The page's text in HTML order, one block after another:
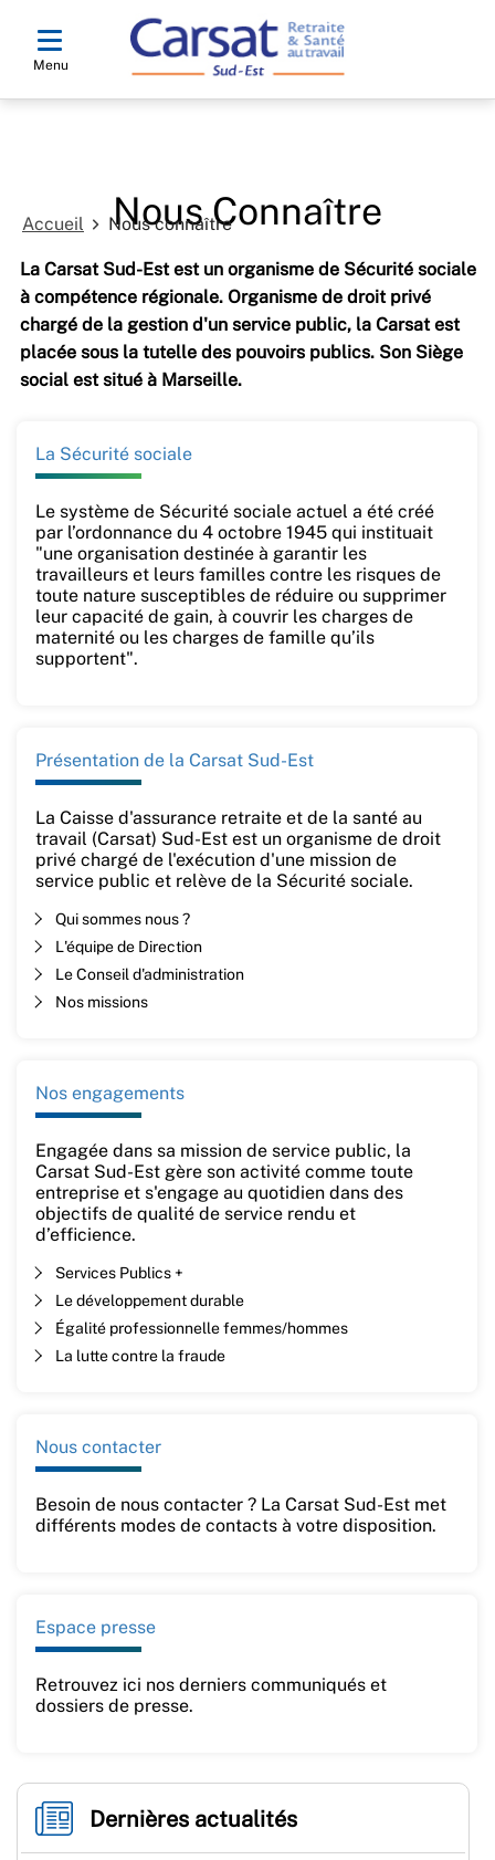
Menu
Accueil Nous connaître
Nous Connaître
La Carsat Sud-Est est un organisme de Sécurité sociale
à compétence régionale. Organisme de droit privé
chargé de la gestion d'un service public, la Carsat est
placée sous la tutelle des pouvoirs publics. Son Siège
social est situé à Marseille.
La Sécurité sociale
Le système de Sécurité sociale actuel a été créé
par l’ordonnance du 4 octobre 1945 qui instituait
"une organisation destinée à garantir les
travailleurs et leurs familles contre les risques de
toute nature susceptibles de réduire ou supprimer
leur capacité de gain, à couvrir les charges de
maternité ou les charges de famille qu’ils
supportent".
Présentation de la Carsat Sud-Est
La Caisse d'assurance retraite et de la santé au
travail (Carsat) Sud-Est est un organisme de droit
privé chargé de l'exécution d'une mission de
service public et relève de la Sécurité sociale.
Qui sommes nous ?
L'équipe de Direction
Le Conseil d'administration
Nos missions
Nos engagements
Engagée dans sa mission de service public, la
Carsat Sud-Est gère son activité comme toute
entreprise et s'engage au quotidien dans des
objectifs de qualité de service rendu et
d’efficience.
Services Publics +
Le développement durable
Égalité professionnelle femmes/hommes
La lutte contre la fraude
Nous contacter
Besoin de nous contacter ? La Carsat Sud-Est met
différents modes de contacts à votre disposition.
Espace presse
Retrouvez ici nos derniers communiqués et
dossiers de presse.
Dernières actualités